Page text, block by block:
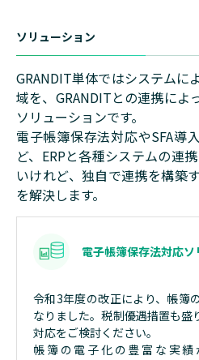
ソリューション
GRANDIT単体ではシステムに
域を、GRANDITとの連携によ
ソリューションです。
電子帳簿保存法対応やSFA導
ど、ERPと各種システムの連
いけれど、独自で連携を構築
を解決します。
電子帳簿保存法対応ソ
令和3年度の改正により、帳簿
なりました。税制優遇措置も盛
対応をご検討ください。
帳簿の電子化の豊富な実